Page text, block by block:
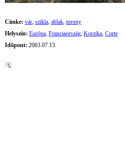
Címke: vár, szikla, ablak, torony
Helyszín: Európa, Franciaország, Korzika, Corte
Időpont: 2003.07.13.